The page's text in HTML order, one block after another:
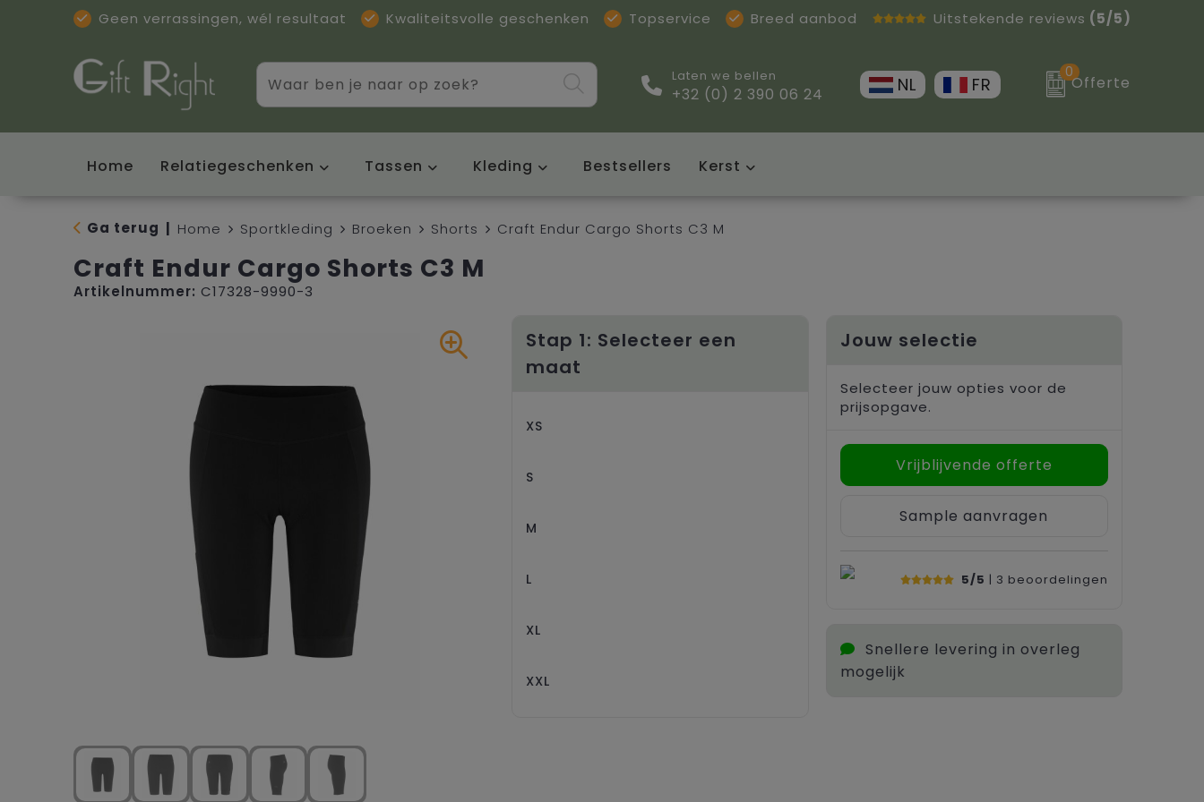
Geen verrassingen, wél resultaat Kwaliteitsvolle geschenken Topservice Breed aanbod Uitstekende reviews (5/5)
Laten we bellen
+32 (0) 2 390 06 24 NL FR
0
Offerte
Home Relatiegeschenken Tassen Kleding Bestsellers Kerst
Ga terug Home Sportkleding Broeken Shorts Craft Endur Cargo Shorts C3 M
Craft Endur Cargo Shorts C3 M
Artikelnummer: C17328-9990-3
Stap 1: Selecteer een
maat
XS
S
M
L
XL
XXL
Jouw selectie
Selecteer jouw opties voor de
prijsopgave.
Vrijblijvende offerte
Sample aanvragen
5/5 | 3 beoordelingen
Snellere levering in overleg
mogelijk